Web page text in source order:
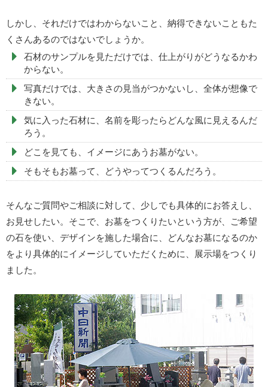
しかし、それだけではわからないこと、納得できないこともた
くさんあるのではないでしょうか。
石材のサンプルを見ただけでは、仕上がりがどうなるかわ
からない。
写真だけでは、大きさの見当がつかないし、全体が想像で
きない。
気に入った石材に、名前を彫ったらどんな風に見えるんだ
ろう。
どこを見ても、イメージにあうお墓がない。
そもそもお墓って、どうやってつくるんだろう。
そんなご質問やご相談に対して、少しでも具体的にお答えし、
お見せしたい。そこで、お墓をつくりたいという方が、ご希望
の石を使い、デザインを施した場合に、どんなお墓になるのか
をより具体的にイメージしていただくために、展示場をつくり
ました。